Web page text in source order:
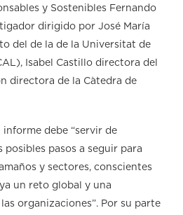
y Sostenibles Fernando
dirigido por José María
del de la de la Universitat de
Isabel Castillo directora del
directora de la Càtedra de
informe debe “servir de
pasos a seguir para
y sectores, conscientes
un reto global y una
organizaciones”. Por su parte